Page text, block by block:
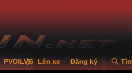
PVOILVGC2026
Lên xe Đăng ký